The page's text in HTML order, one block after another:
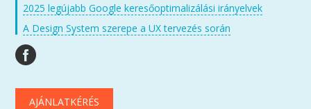
2025 legújabb Google keresőoptimalizálási irányelvek
A Design System szerepe a UX tervezés során
AJÁNLATKÉRÉS